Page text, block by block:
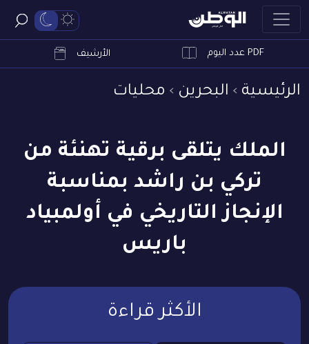
PDF عدد اليوم الأرشيف
الرئيسية البحرين محليات
الملك يتلقى برقية تهنئة من
تركي بن راشد بمناسبة
الإنجاز التاريخي في أولمبياد
باريس
الأكثر قراءة